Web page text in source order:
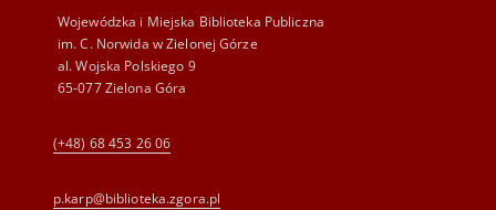
Wojewódzka i Miejska Biblioteka Publiczna
im. C. Norwida w Zielonej Górze
al. Wojska Polskiego 9
65-077 Zielona Góra
(+48) 68 453 26 06
p.karp@biblioteka.zgora.pl